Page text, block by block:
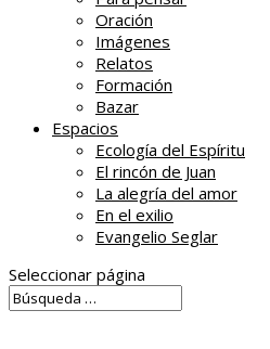
Oración
Imágenes
Relatos
Formación
Bazar
Espacios
Ecología del Espíritu
El rincón de Juan
La alegría del amor
En el exilio
Evangelio Seglar
Seleccionar página